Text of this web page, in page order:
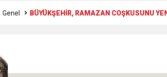
Genel BÜYÜKŞEHİR, RAMAZAN COŞKUSUNU